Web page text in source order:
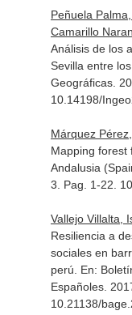
Peñuela
Camarillo
Análisis de los
Sevilla entre
Geográficas.
10.14198/
Márquez
Mapping forest
Andalusia
3. Pag. 1-22.
Vallejo Villalta,
Resiliencia a
sociales en
perú. En:
Españoles.
10.21138/